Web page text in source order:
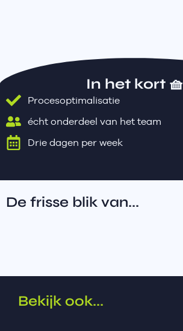
In het kort 🧺
Procesoptimalisatie
écht onderdeel van het team
Drie dagen per week
De frisse blik van...
Bekijk ook...